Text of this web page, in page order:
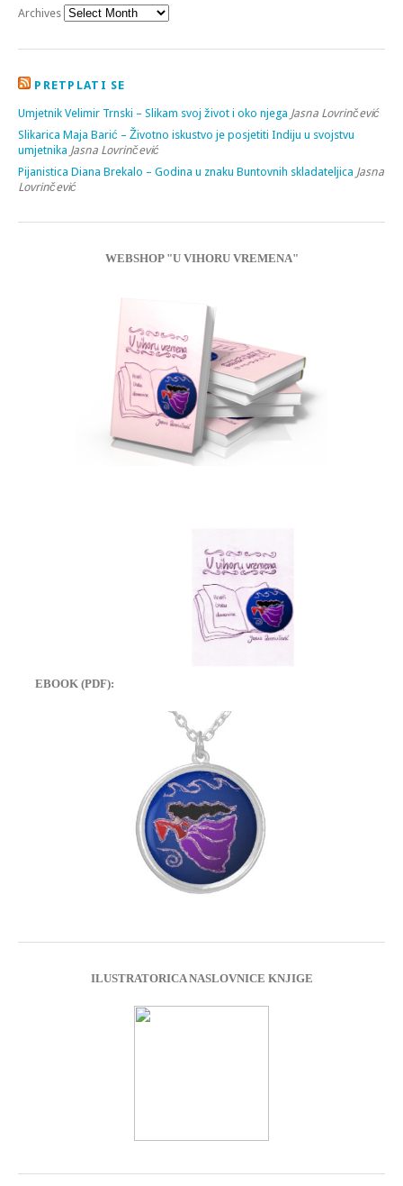
Archives
PRETPLATI SE
Umjetnik Velimir Trnski – Slikam svoj život i oko njega Jasna Lovrinčević
Slikarica Maja Barić – Životno iskustvo je posjetiti Indiju u svojstvu
umjetnika Jasna Lovrinčević
Pijanistica Diana Brekalo – Godina u znaku Buntovnih skladateljica Jasna
Lovrinčević
WEBSHOP "U VIHORU VREMENA"
EBOOK (PDF):
ILUSTRATORICA NASLOVNICE KNJIGE